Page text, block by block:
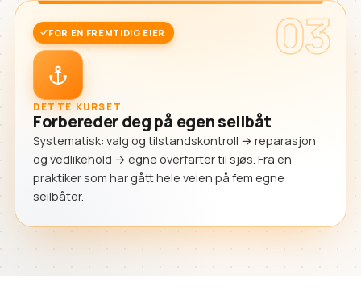
03
FOR EN FREMTIDIG EIER
DETTE KURSET
Forbereder deg på egen seilbåt
Systematisk: valg og tilstandskontroll → reparasjon
og vedlikehold → egne overfarter til sjøs. Fra en
praktiker som har gått hele veien på fem egne
seilbåter.